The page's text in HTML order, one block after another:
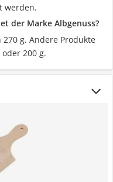
werden.
der Marke Albgenuss?
g. Andere Produkte
200 g.